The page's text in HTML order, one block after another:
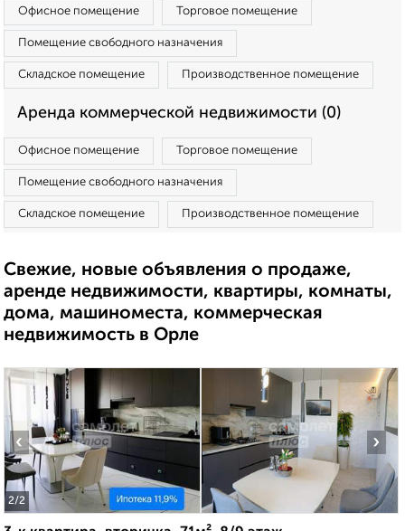
Офисное помещение Торговое помещение
Помещение свободного назначения
Складское помещение Производственное помещение
Аренда коммерческой недвижимости (0)
Офисное помещение Торговое помещение
Помещение свободного назначения
Складское помещение Производственное помещение
Свежие, новые объявления о продаже,
аренде недвижимости, квартиры, комнаты,
дома, машиноместа, коммерческая
недвижимость в Орле
2/2
‹ ›